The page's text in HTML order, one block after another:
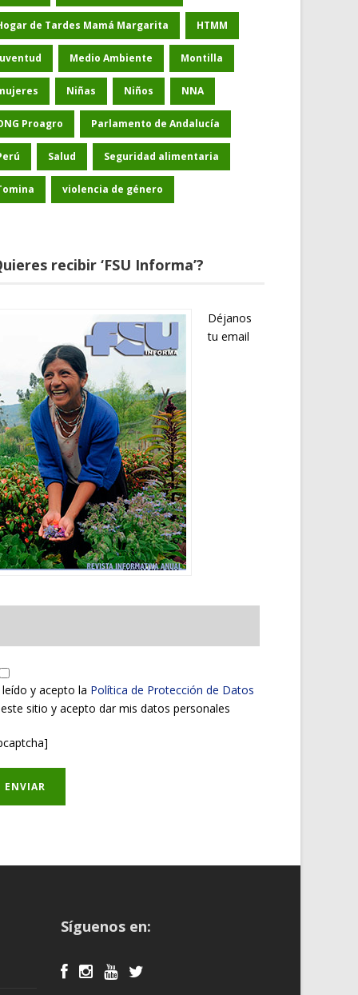
de Tardes Mamá Margarita HTMM
Medio Ambiente Montilla
Niñas Niños NNA
Proagro Parlamento de Andalucía
Salud Seguridad alimentaria
violencia de género
recibir ‘FSU Informa’?
Déjanos
tu email
leído y acepto la Política de Protección de Datos
sitio y acepto dar mis datos personales
Síguenos en: